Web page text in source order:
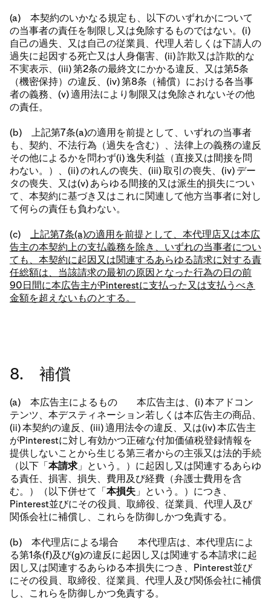
(a) 本契約のいかなる規定も、以下のいずれかについて
の当事者の責任を制限し又は免除するものではない。(i)
自己の過失、又は自己の従業員、代理人若しくは下請人の
過失に起因する死亡又は人身傷害、(ii) 詐欺又は詐欺的な
不実表示、(iii) 第2条の最終文にかかる違反、又は第5条
（機密保持）の違反、(iv) 第8条（補償）における各当事
者の義務、(v) 適用法により制限又は免除されないその他
の責任。
(b) 上記第7条(a)の適用を前提として、いずれの当事者
も、契約、不法行為（過失を含む）、法律上の義務の違反
その他によるかを問わず(i) 逸失利益（直接又は間接を問
わない。）、(ii) のれんの喪失、(iii) 取引の喪失、(iv) デー
タの喪失、又は(v) あらゆる間接的又は派生的損失につい
て、本契約に基づき又はこれに関連して他方当事者に対し
て何らの責任も負わない。
(c) 上記第7条(a)の適用を前提として、本代理店又は本広
告主の本契約上の支払義務を除き、いずれの当事者につい
ても、本契約に起因又は関連するあらゆる請求に対する責
任総額は、当該請求の最初の原因となった行為の日の前
90日間に本広告主がPinterestに支払った又は支払うべき
金額を超えないものとする。
8. 補償
(a) 本広告主によるもの 本広告主は、(i) 本アドコン
テンツ、本デスティネーション若しくは本広告主の商品、
(ii) 本契約の違反、(iii) 適用法令の違反、又は(iv) 本広告主
がPinterestに対し有効かつ正確な付加価値税登録情報を
提供しないことから生じる第三者からの主張又は法的手続
（以下「本請求」という。）に起因し又は関連するあらゆ
る責任、損害、損失、費用及び経費（弁護士費用を含
む。）（以下併せて「本損失 」という。）につき、
Pinterest並びにその役員、取締役、従業員、代理人及び
関係会社に補償し、これらを防御しかつ免責する。
(b) 本代理店による場合 本代理店は、本代理店によ
る第1条(f)及び(g)の違反に起因し又は関連する本請求に起
因し又は関連するあらゆる本損失につき、Pinterest並び
にその役員、取締役、従業員、代理人及び関係会社に補償
し、これらを防御しかつ免責する。